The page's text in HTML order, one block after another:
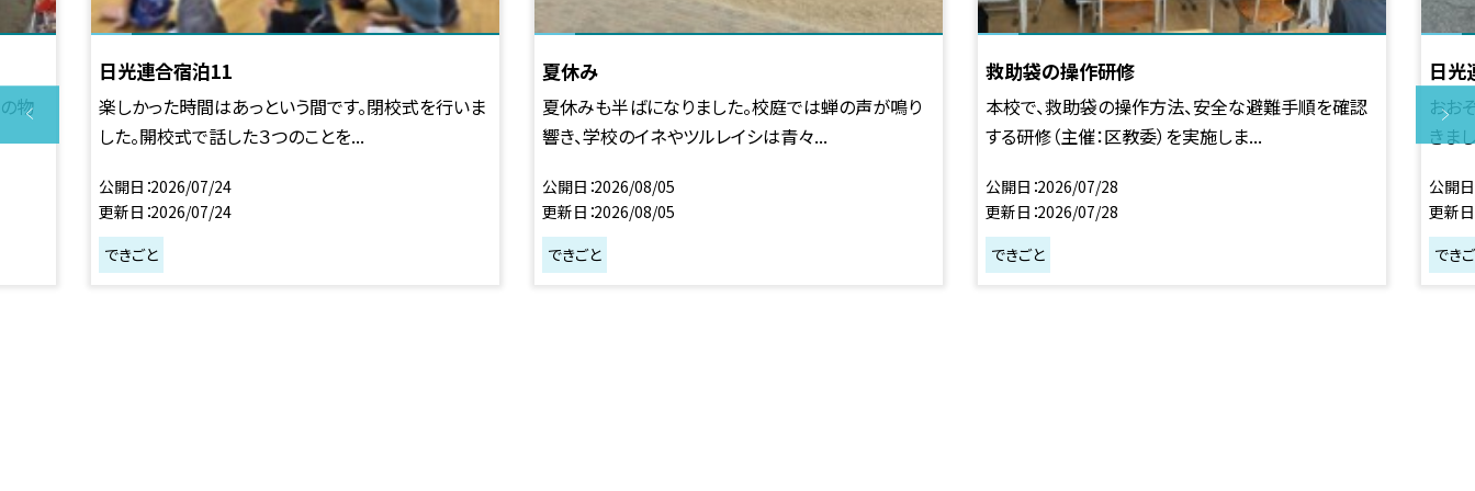
物
日光連合宿泊11
楽しかった時間はあっという間です。閉校式を行いま
した。開校式で話した３つのことを...
公開日 2026/07/24
更新日 2026/07/24
できごと
夏休み
夏休みも半ばになりました。校庭では蝉の声が鳴り
響き、学校のイネやツルレイシは青々...
公開日 2026/08/05
更新日 2026/08/05
できごと
救助袋の操作研修
本校で、救助袋の操作方法、安全な避難手順を確認
する研修（主催：区教委）を実施しま...
公開日 2026/07/28
更新日 2026/07/28
できごと
日光
おお
きま
公開日
更新日
でき